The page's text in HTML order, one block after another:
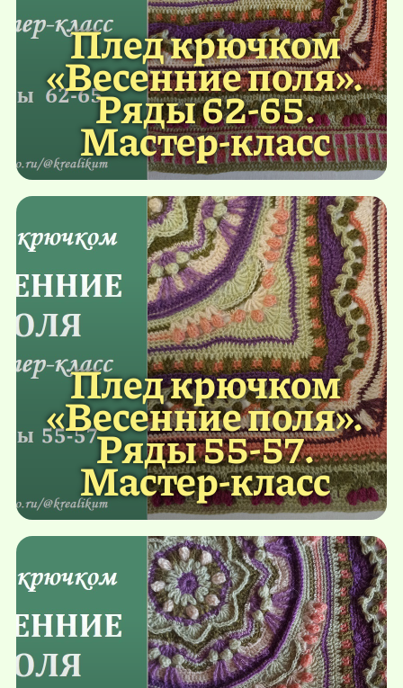
Плед крючком
«Весенние поля».
Ряды 62-65.
Мастер-класс
Плед крючком
«Весенние поля».
Ряды 55-57.
Мастер-класс